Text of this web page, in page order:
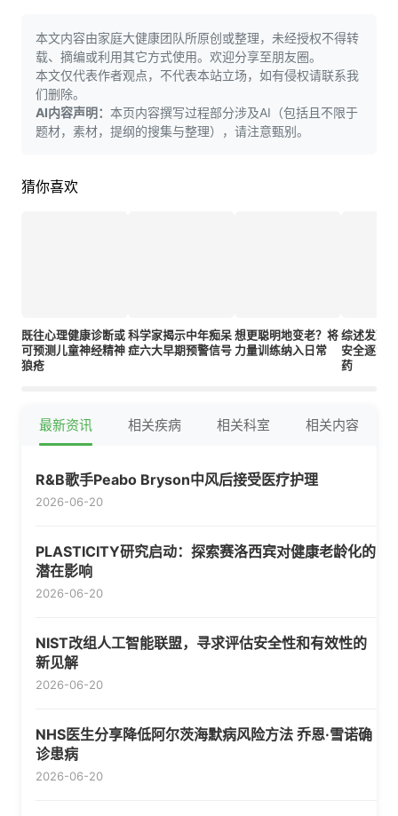
本文内容由家庭大健康团队所原创或整理，未经授权不得转
载、摘编或利用其它方式使用。欢迎分享至朋友圈。
本文仅代表作者观点，不代表本站立场，如有侵权请联系我
们删除。
AI内容声明： 本页内容撰写过程部分涉及AI（包括且不限于
题材，素材，提纲的搜集与整理），请注意甄别。
猜你喜欢
既往心理健康诊断或
可预测儿童神经精神
狼疮
科学家揭示中年痴呆
症六大早期预警信号
想更聪明地变老？将
力量训练纳入日常
综述发现
安全逐步
药
最新资讯 相关疾病 相关科室 相关内容
R&B歌手Peabo Bryson中风后接受医疗护理
2026-06-20
PLASTICITY研究启动：探索赛洛西宾对健康老龄化的
潜在影响
2026-06-20
NIST改组人工智能联盟，寻求评估安全性和有效性的
新见解
2026-06-20
NHS医生分享降低阿尔茨海默病风险方法 乔恩·雪诺确
诊患病
2026-06-20